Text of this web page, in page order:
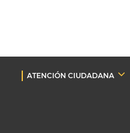
ATENCIÓN CIUDADANA